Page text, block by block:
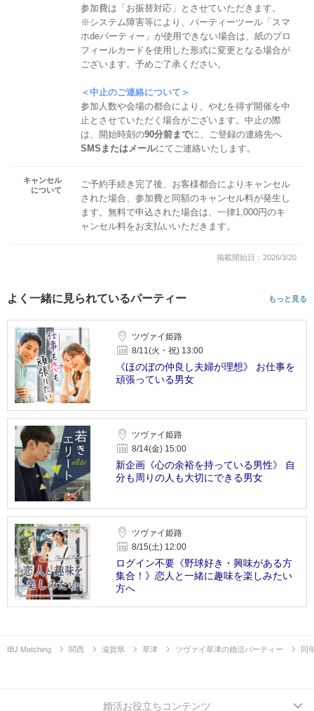
参加費は「お振替対応」とさせていただきます。
※システム障害等により、パーティーツール「スマ
ホdeパーティー」が使用できない場合は、紙のプロ
フィールカードを使用した形式に変更となる場合が
ございます。予めご了承ください。
＜中止のご連絡について＞
参加人数や会場の都合により、やむを得ず開催を中
止とさせていただく場合がございます。中止の際
は、開始時刻の90分前までに、ご登録の連絡先へ
SMSまたはメールにてご連絡いたします。
キャンセル
について
ご予約手続き完了後、お客様都合によりキャンセル
された場合、参加費と同額のキャンセル料が発生し
ます。無料で申込された場合は、一律1,000円のキ
ャンセル料をお支払いいただきます。
掲載開始日：2026/3/20
よく一緒に見られているパーティー もっと見る
ツヴァイ姫路
8/11(火・祝) 13:00
《ほのぼの仲良し夫婦が理想》 お仕事を
頑張っている男女
ツヴァイ姫路
8/14(金) 15:00
新企画《心の余裕を持っている男性》 自
分も周りの人も大切にできる男女
ツヴァイ姫路
8/15(土) 12:00
ログイン不要《野球好き・興味がある方
集合！》恋人と一緒に趣味を楽しみたい
方へ
IBJ Matching 関西 滋賀県 草津 ツヴァイ草津の婚活パーティー 同
婚活お役立ちコンテンツ